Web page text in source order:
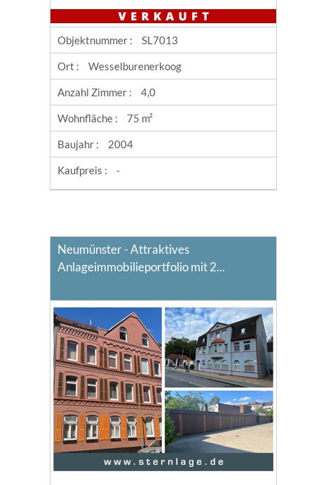
Objektnummer : SL7013
Ort : Wesselburenerkoog
Anzahl Zimmer : 4,0
Wohnfläche : 75 m²
Baujahr : 2004
Kaufpreis : -
Neumünster - Attraktives
Anlageimmobilieportfolio mit 2...